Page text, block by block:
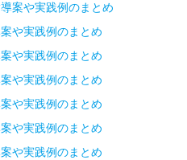
案や実践例のまとめ
や実践例のまとめ
や実践例のまとめ
や実践例のまとめ
や実践例のまとめ
や実践例のまとめ
や実践例のまとめ